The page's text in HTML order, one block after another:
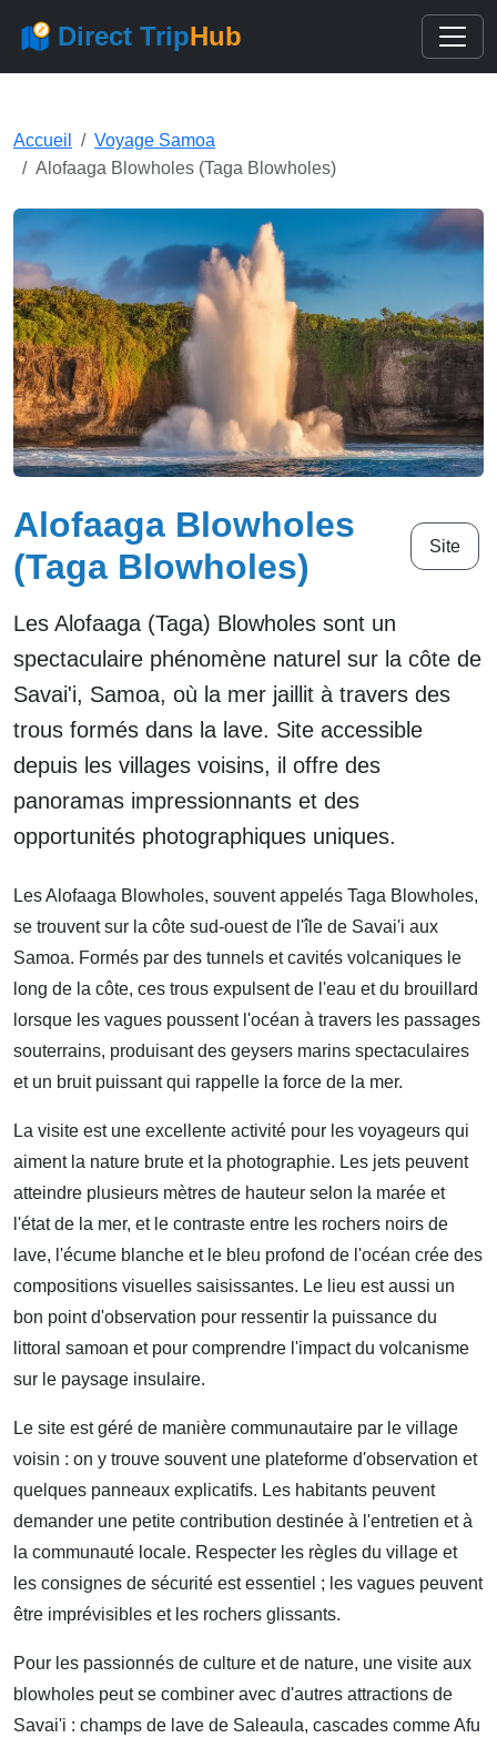
Direct TripHub
Accueil
Voyage Samoa
Alofaaga Blowholes (Taga Blowholes)
Alofaaga Blowholes
(Taga Blowholes)
Site
Les Alofaaga (Taga) Blowholes sont un
spectaculaire phénomène naturel sur la côte de
Savai'i, Samoa, où la mer jaillit à travers des
trous formés dans la lave. Site accessible
depuis les villages voisins, il offre des
panoramas impressionnants et des
opportunités photographiques uniques.
Les Alofaaga Blowholes, souvent appelés Taga Blowholes,
se trouvent sur la côte sud-ouest de l'île de Savai'i aux
Samoa. Formés par des tunnels et cavités volcaniques le
long de la côte, ces trous expulsent de l'eau et du brouillard
lorsque les vagues poussent l'océan à travers les passages
souterrains, produisant des geysers marins spectaculaires
et un bruit puissant qui rappelle la force de la mer.
La visite est une excellente activité pour les voyageurs qui
aiment la nature brute et la photographie. Les jets peuvent
atteindre plusieurs mètres de hauteur selon la marée et
l'état de la mer, et le contraste entre les rochers noirs de
lave, l'écume blanche et le bleu profond de l'océan crée des
compositions visuelles saisissantes. Le lieu est aussi un
bon point d'observation pour ressentir la puissance du
littoral samoan et pour comprendre l'impact du volcanisme
sur le paysage insulaire.
Le site est géré de manière communautaire par le village
voisin : on y trouve souvent une plateforme d'observation et
quelques panneaux explicatifs. Les habitants peuvent
demander une petite contribution destinée à l'entretien et à
la communauté locale. Respecter les règles du village et
les consignes de sécurité est essentiel ; les vagues peuvent
être imprévisibles et les rochers glissants.
Pour les passionnés de culture et de nature, une visite aux
blowholes peut se combiner avec d'autres attractions de
Savai'i : champs de lave de Saleaula, cascades comme Afu